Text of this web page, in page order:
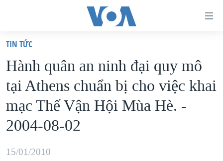
truy
cập
Tới
nội
dung
chính
Tới
VIỆT NAM
HOA KỲ
BIỂN ĐÔNG
THẾ GIỚI
TIN TỨC
Hành quân an ninh đại quy mô
tại Athens chuẩn bị cho việc khai
mạc Thế Vận Hội Mùa Hè. -
2004-08-02
15/01/2010